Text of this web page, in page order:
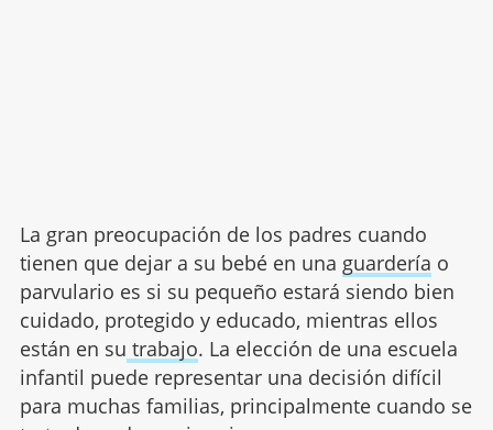
La gran preocupación de los padres cuando
tienen que dejar a su bebé en una guardería o
parvulario es si su pequeño estará siendo bien
cuidado, protegido y educado, mientras ellos
están en su trabajo. La elección de una escuela
infantil puede representar una decisión difícil
para muchas familias, principalmente cuando se